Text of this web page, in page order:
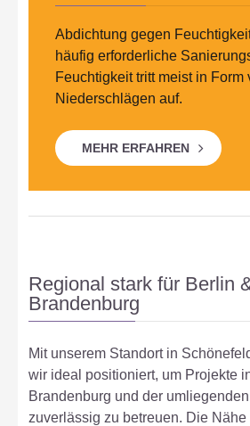
Abdichtung gegen
häufig erforderliche
Feuchtigkeit tritt meist in Form
Niederschlägen auf.
MEHR ERFAHREN
Regional stark für Berlin
Brandenburg
Mit unserem Standort in
wir ideal positioniert, um Projekte
Brandenburg und der
zuverlässig zu betreuen. Die Nähe